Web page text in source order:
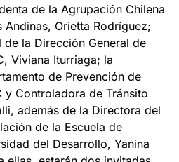
de la Agrupación Chilena
Orietta Rodríguez;
la Dirección General de
Viviana Iturriaga; la
de Prevención de
y Controladora de Tránsito
además de la Directora del
de la Escuela de
del Desarrollo, Yanina